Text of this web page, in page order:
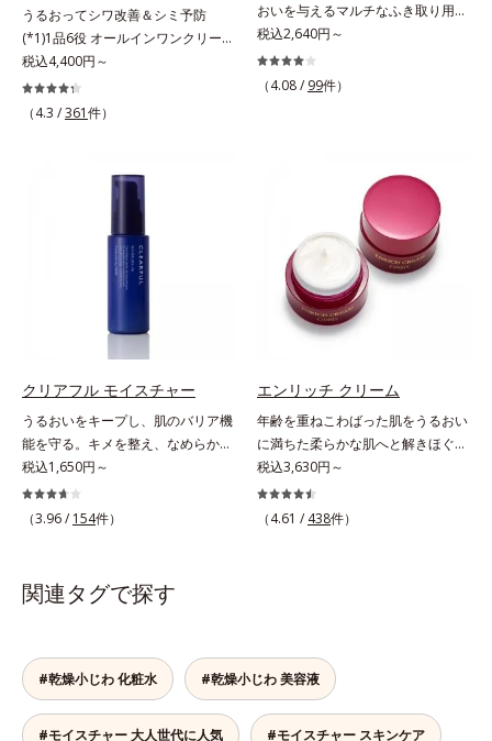
の目立ちをしっかりケア(*4)して、
ゆらぎやすいニキビ肌を、みずみず
しい清潔な垢抜け肌(*1)へと導きま
す。たっぷりの保湿成分で低刺激。
敏感肌の方にもお使いいただけます
肌）M＝しっとりタイプ（ニキビの
できやすい肌・普通肌～乾性肌）*1
ヘキシルデカン酸アスコルビル、天
然ビタミンE、イノシット、フィチ
ン酸、ユズセラミド、スフィンゴ糖
メを整えて毛穴を目立たなくする*5
すべての方に皮膚刺激がおきないと
いうわけではありません※敏感肌対
膚刺激がおきないというわけではあ
りません）※弱酸性（ローション・
モイスチャーのみ）アレルギーテス
ト済＝全ての方にアレルギーが起こ
らないということではありません。
ができないというわけではありませ
計"。見えているシワはもちろん、
自分では気づきにくい死角のシワの
改善にも効果を発揮します。*1 メ
ラニンの生成を抑え、シミ・ソバカ
BG（保湿）*3 角層まで*4 K石けん
素地、ホホバアルコール、トリステ
アリン酸デカグリセリル（基剤）*5
角層の範囲内における自社従来品処
方との比較*6 ドクダミエキス、シ
クロヘキサンジカルボン酸ビスエト
キシジグリコール（保湿）＜使用量
目安＞パール1粒程度＜ご使用ステ
クルセラム ⇒ 保湿液＜1商品あたり
（1.5ヵ月程度）ラージサイズ：約
180回（3ヵ月程度）各商品の詳し
い情報は商品ページをご覧くださ
い。・BEAUTY夏祭りは、こちら
うるおってシワ改善＆シミ予防
(*1)1品6役 オールインワンクリー
ム。オルビスアンバーは、いつも⾃
然体で美しくありたいと願う⼤⼈世
代に寄り添うブランドです。年齢印
世代の肌に向き合い、手軽なお手入
れで賢いケアを。ライフスタイルに
ポートをします。オルビスアンバー
ヴァイタルトリートメントクリーム
「オルビスアンバー ヴァイタルト
で、化粧水、クリーム、シワ改善・
美白(*1)美容液、乳液・保湿液、ネ
ッククリーム(*3)、パックの6役を
アシン(*4)によるシワ改善・シミ予
防に加え、複合成分コラーゲンコン
プレックスSPが肌のハリを徹底サポ
ート。肌なじみのよいクリーム構造
で角層まで保湿成分が浸透し、うる
ア。うるおいのベールで守られた、
ミ・ソバカスを防ぐ*2 肌にハリを
与え若々しい印象*3 首のうるおい
税込4,400円～
（4.3 /361件）
おいを与えるマルチなふき取り用美
容液。ごわつき、黄ぐすみなど、さ
まざまな年齢肌悩みに関わる角層の
糖化。角層が糖化する前に(*)やさし
イル成分が優しくほぐしてからふき
取り、美容保湿成分のリッチメドウ
スイートとユズセラミドがうるおい
を届けると、くもりのないクリアな
肌に。さらにうるおいをキャッチし
て蓄える水性ヴェールを肌の上に形
成することで、次に使う化粧水のな
じみがアップします。週に2～3回、
のない、みずみずしいやわ肌を実現
します。 * 糖化する前の古くなった
角層をふき取り、やわらかい肌を保
つこと。
税込2,640円～
（4.08 / 99件）
クリアフル モイスチャー
うるおいをキープし、肌のバリア機
能を守る。キメを整え、なめらかな
肌にするニキビ対策保湿液。「ニキ
ビをくり返してしまう」「毛穴目立
ちが気になる」「マスク生活であご
本原因「肌のバリア機能の低下」
と、肌悩み「毛穴の目立ち」の両方
の和漢植物由来成分とコラーゲンが
肌をいたわりながらうるおいを与
え、バリア機能を維持。ニキビがで
税込1,650円～
（3.96 / 154件）
エンリッチ クリーム
年齢を重ねこわばった肌をうるおい
に満ちた柔らかな肌へと解きほぐ
す。セラミド配合保湿クリーム。う
るおい続く柔らかな肌へ整える、エ
イジングケア(*1)保湿クリームで
に浸透(*4)し、うるおいに満ちた状
態が続く肌へ整えます。さらに年齢
肌がうるおいとともに失ってしまう
税込3,630円～
（4.61 / 438件）
関連タグで探す
#乾燥小じわ 化粧水 #乾燥小じわ 美容液
#モイスチャー 大人世代に人気 #モイスチャー スキンケア